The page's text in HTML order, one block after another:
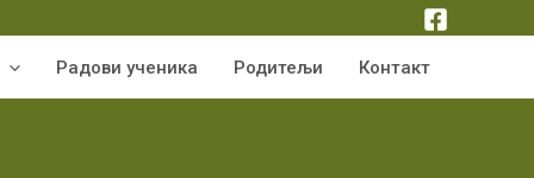
Радови ученика Родитељи Контакт